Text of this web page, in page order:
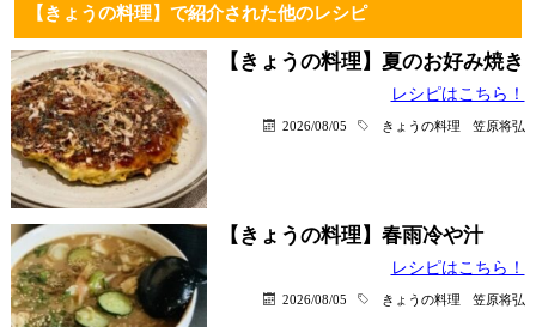
【きょうの料理】で紹介された他のレシピ
【きょうの料理】夏のお好み焼き
レシピはこちら！
2026/08/05 きょうの料理 笠原将弘
【きょうの料理】春雨冷や汁
レシピはこちら！
2026/08/05 きょうの料理 笠原将弘